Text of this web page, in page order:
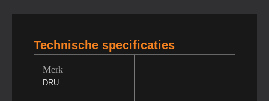
Technische specificaties
Merk
DRU